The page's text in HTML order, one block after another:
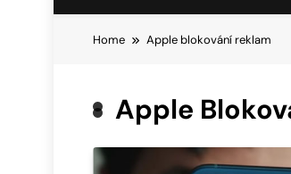
Home Apple blokování reklam
Apple